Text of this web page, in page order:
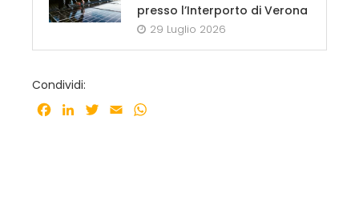
presso l’Interporto di Verona
29 Luglio 2026
Condividi:
Facebook
LinkedInTwitter
Email